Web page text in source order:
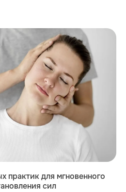
практик для мгновенного
сил